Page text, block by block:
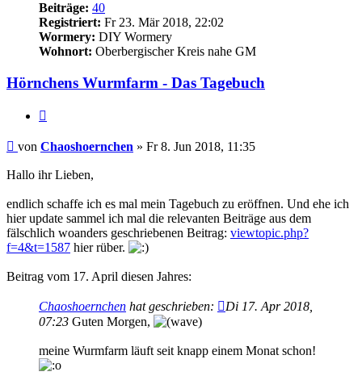
Beiträge: 40
Registriert: Fr 23. Mär 2018, 22:02
Wormery: DIY Wormery
Wohnort: Oberbergischer Kreis nahe GM
Hörnchens Wurmfarm - Das Tagebuch
Beitrag
von Chaoshoernchen » Fr 8. Jun 2018, 11:35
Hallo ihr Lieben,
endlich schaffe ich es mal mein Tagebuch zu eröffnen. Und ehe ich
hier update sammel ich mal die relevanten Beiträge aus dem
fälschlich woanders geschriebenen Beitrag: viewtopic.php?
f=4&t=1587 hier rüber.
Beitrag vom 17. April diesen Jahres:
Chaoshoernchen hat geschrieben:
Di 17. Apr 2018,
07:23 Guten Morgen,
meine Wurmfarm läuft seit knapp einem Monat schon!